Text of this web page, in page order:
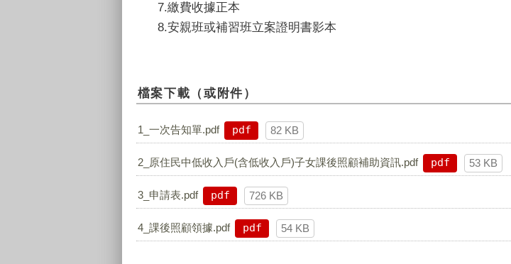
7.繳費收據正本
8.安親班或補習班立案證明書影本
檔案下載（或附件）
1_一次告知單.pdf pdf 82 KB
2_原住民中低收入戶(含低收入戶)子女課後照顧補助資訊.pdf pdf 53 KB
3_申請表.pdf pdf 726 KB
4_課後照顧領據.pdf pdf 54 KB